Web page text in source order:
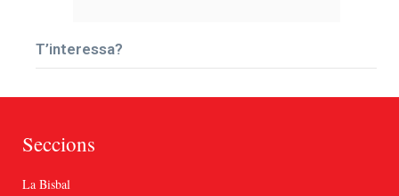
T’interessa?
Seccions
La Bisbal